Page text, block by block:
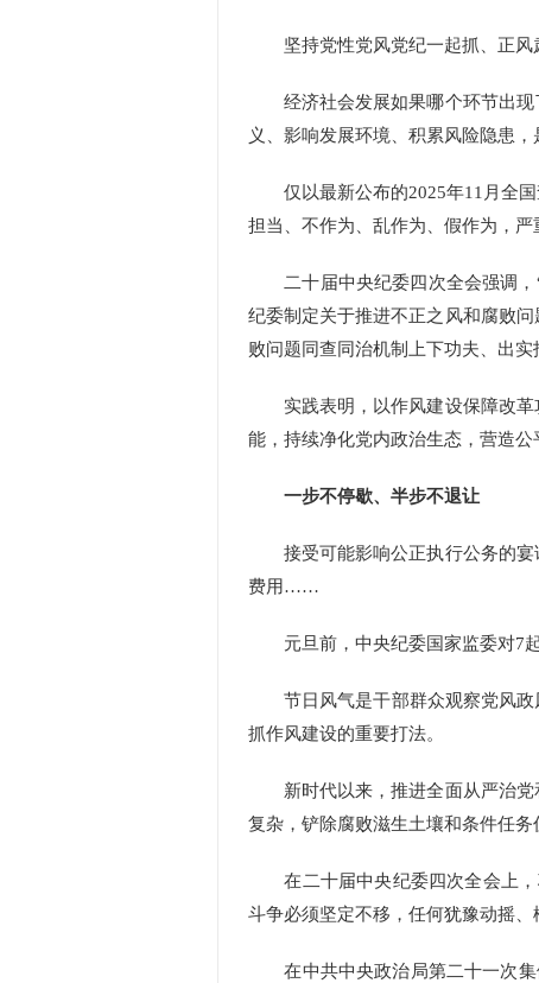
坚持党性党风党纪一起抓、正风
经济社会发展如果哪个环节出现
义、影响发展环境、积累风险隐患，
仅以最新公布的2025年11月全国
担当、不作为、乱作为、假作为，
二十届中央纪委四次全会强调，“
纪委制定关于推进不正之风和腐败
败问题同查同治机制上下功夫、出实
实践表明，以作风建设保障改革
能，持续净化党内政治生态，营造公
一步不停歇、半步不退让
接受可能影响公正执行公务的宴
费用……
元旦前，中央纪委国家监委对7起
节日风气是干部群众观察党风政
抓作风建设的重要打法。
新时代以来，推进全面从严治党
复杂，铲除腐败滋生土壤和条件任务
在二十届中央纪委四次全会上，
斗争必须坚定不移，任何犹豫动摇、
在中共中央政治局第二十一次集